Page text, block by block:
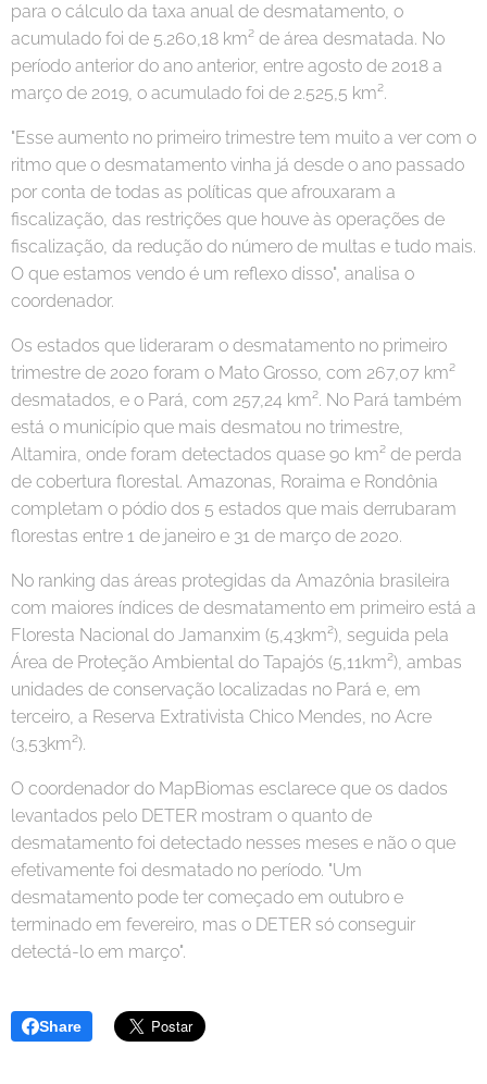
para o cálculo da taxa anual de desmatamento, o
acumulado foi de 5.260,18 km² de área desmatada. No
período anterior do ano anterior, entre agosto de 2018 a
março de 2019, o acumulado foi de 2.525,5 km².
"Esse aumento no primeiro trimestre tem muito a ver com o
ritmo que o desmatamento vinha já desde o ano passado
por conta de todas as políticas que afrouxaram a
fiscalização, das restrições que houve às operações de
fiscalização, da redução do número de multas e tudo mais.
O que estamos vendo é um reflexo disso", analisa o
coordenador.
Os estados que lideraram o desmatamento no primeiro
trimestre de 2020 foram o Mato Grosso, com 267,07 km²
desmatados, e o Pará, com 257,24 km². No Pará também
está o município que mais desmatou no trimestre,
Altamira, onde foram detectados quase 90 km² de perda
de cobertura florestal. Amazonas, Roraima e Rondônia
completam o pódio dos 5 estados que mais derrubaram
florestas entre 1 de janeiro e 31 de março de 2020.
No ranking das áreas protegidas da Amazônia brasileira
com maiores índices de desmatamento em primeiro está a
Floresta Nacional do Jamanxim (5,43km²), seguida pela
Área de Proteção Ambiental do Tapajós (5,11km²), ambas
unidades de conservação localizadas no Pará e, em
terceiro, a Reserva Extrativista Chico Mendes, no Acre
(3,53km²).
O coordenador do MapBiomas esclarece que os dados
levantados pelo DETER mostram o quanto de
desmatamento foi detectado nesses meses e não o que
efetivamente foi desmatado no período. "Um
desmatamento pode ter começado em outubro e
terminado em fevereiro, mas o DETER só conseguir
detectá-lo em março".
Share